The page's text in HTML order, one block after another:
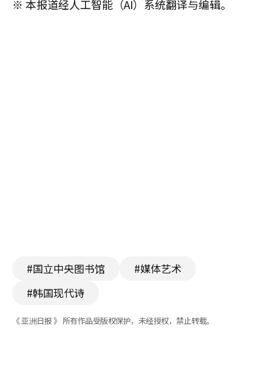
※ 本报道经人工智能（AI）系统翻译与编辑。
#国立中央图书馆
#媒体艺术
#韩国现代诗
《 亚洲日报 》 所有作品受版权保护，未经授权，禁止转载。